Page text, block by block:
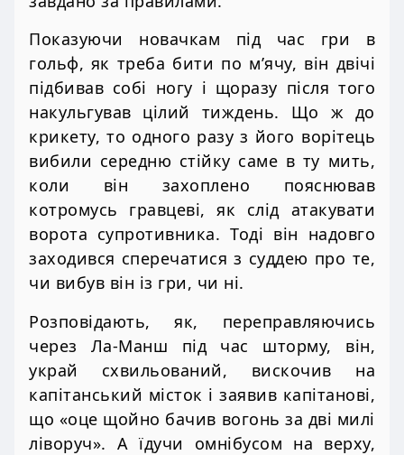
Показуючи новачкам під час гри в
гольф, як треба бити по м’ячу, він двічі
підбивав собі ногу і щоразу після того
накульгував цілий тиждень. Що ж до
крикету, то одного разу з його ворітець
вибили середню стійку саме в ту мить,
коли він захоплено пояснював
котромусь гравцеві, як слід атакувати
ворота супротивника. Тоді він надовго
заходився сперечатися з суддею про те,
чи вибув він із гри, чи ні.
Розповідають, як, переправляючись
через Ла-Манш під час шторму, він,
украй схвильований, вискочив на
капітанський місток і заявив капітанові,
що «оце щойно бачив вогонь за дві милі
ліворуч». А їдучи омнібусом на верху,